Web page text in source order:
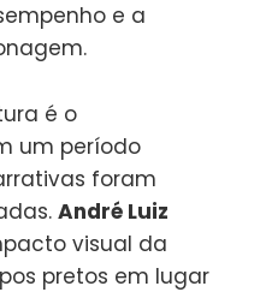
e a
é o
um período
foram
André Luiz
visual da
pretos em lugar